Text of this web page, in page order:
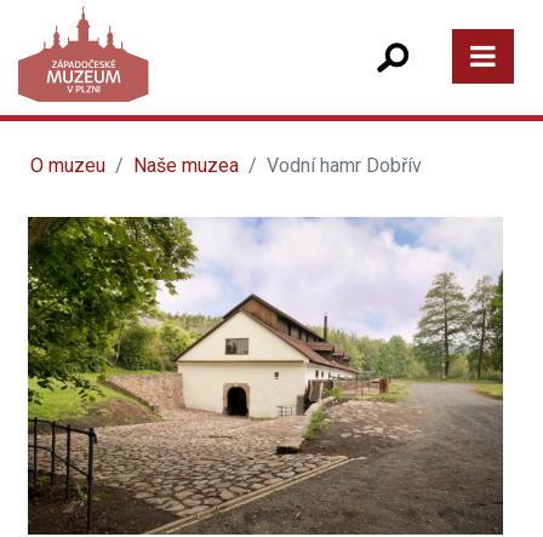
O muzeu Naše muzea Vodní hamr Dobřív